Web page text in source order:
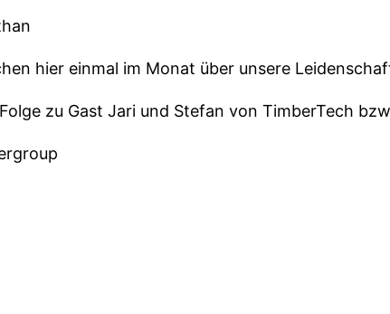
hier einmal im Monat über unsere
zu Gast Jari und Stefan von TimberTech